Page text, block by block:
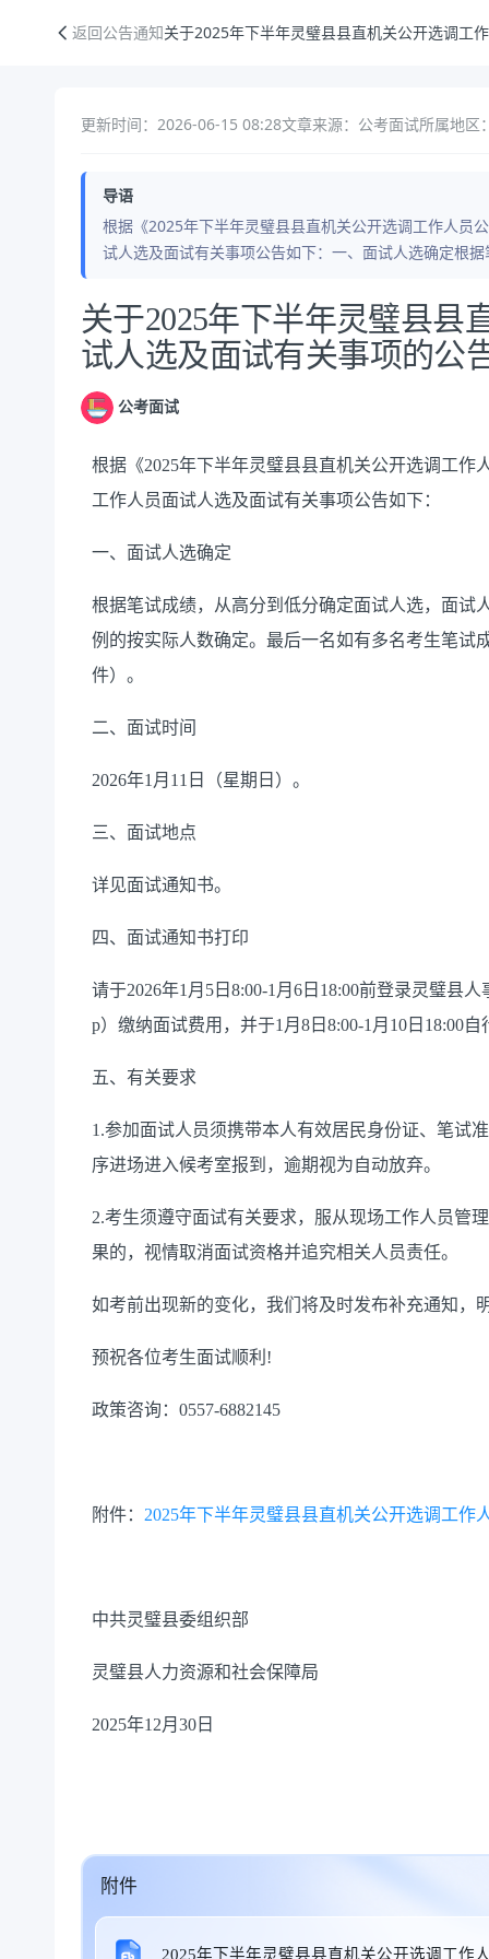
返回公告通知关于2025年下半年灵璧县县直机关公开选调工
更新时间：2026-06-15 08:28文章来源：公考面试所属地区
导语
根据《2025年下半年灵璧县县直机关公开选调工作人员
试人选及面试有关事项公告如下：一、面试人选确定根
公告正文
关于2025年下半年灵璧县县
试人选及面试有关事项的公
公考面试
根据《2025年下半年灵璧县县直机关公开选调工
工作人员面试人选及面试有关事项公告如下：
一、面试人选确定
根据笔试成绩，从高分到低分确定面试人选，面试
例的按实际人数确定。最后一名如有多名考生笔试
件）。
二、面试时间
2026年1月11日（星期日）。
三、面试地点
详见面试通知书。
四、面试通知书打印
请于2026年1月5日8:00-1月6日18:00前登录灵璧县
p）缴纳面试费用，并于1月8日8:00-1月10日18:00
五、有关要求
1.参加面试人员须携带本人有效居民身份证、笔试
序进场进入候考室报到，逾期视为自动放弃。
2.考生须遵守面试有关要求，服从现场工作人员管
果的，视情取消面试资格并追究相关人员责任。
如考前出现新的变化，我们将及时发布补充通知，
预祝各位考生面试顺利!
政策咨询：0557-6882145
附件： 2025年下半年灵璧县县直机关公开选调工作
中共灵璧县委组织部
灵璧县人力资源和社会保障局
2025年12月30日
附件
2025年下半年灵璧县县直机关公开选调工作